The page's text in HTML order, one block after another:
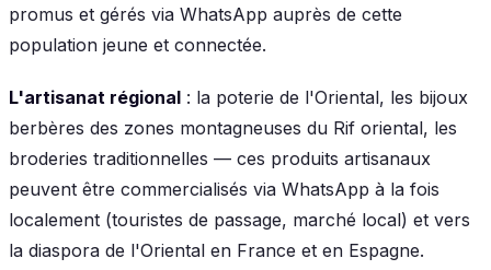
promus et gérés via WhatsApp auprès de cette
population jeune et connectée.
L'artisanat régional : la poterie de l'Oriental, les bijoux
berbères des zones montagneuses du Rif oriental, les
broderies traditionnelles — ces produits artisanaux
peuvent être commercialisés via WhatsApp à la fois
localement (touristes de passage, marché local) et vers
la diaspora de l'Oriental en France et en Espagne.